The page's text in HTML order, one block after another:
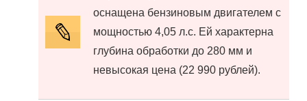
оснащена бензиновым двигателем с
мощностью 4,05 л.с. Ей характерна
глубина обработки до 280 мм и
невысокая цена (22 990 рублей).